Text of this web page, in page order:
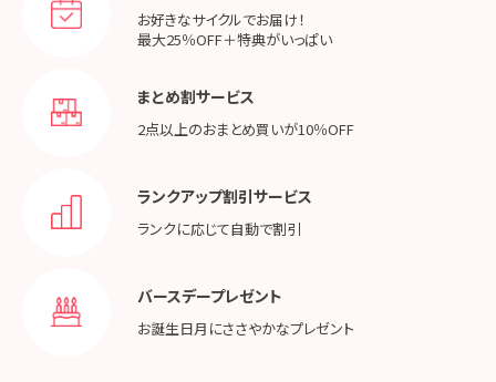
お好きなサイクルでお届け！
最大25％OFF＋特典がいっぱい
まとめ割サービス
2点以上のおまとめ買いが10％OFF
ランクアップ割引サービス
ランクに応じて自動で割引
バースデープレゼント
お誕生日月にささやかなプレゼント